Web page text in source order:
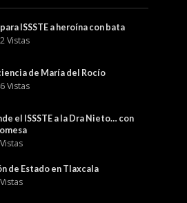
ISSSTE a heroína con bata
Vistas
de María del Rocío
Vistas
el ISSSTE a la Dra Nieto… con
de Estado en Tlaxcala